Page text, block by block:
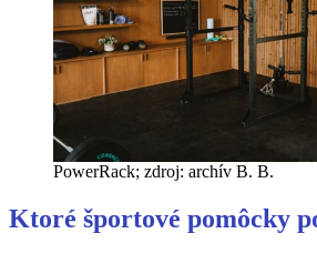
PowerRack; zdroj: archív B. B.
Ktoré športové pomôcky